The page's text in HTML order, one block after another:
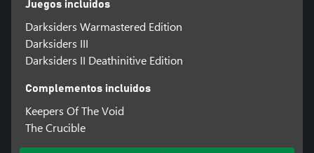
Juegos incluidos
Darksiders Warmastered Edition
Darksiders III
Darksiders II Deathinitive Edition
Complementos incluidos
Keepers Of The Void
The Crucible